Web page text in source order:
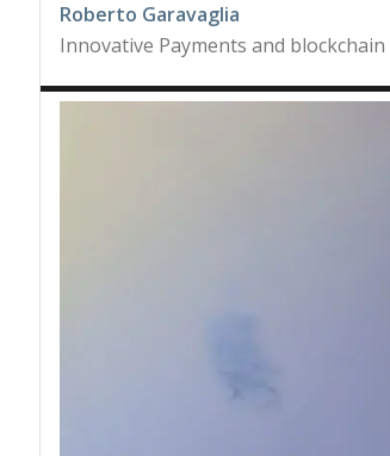
Roberto Garavaglia
Innovative Payments and